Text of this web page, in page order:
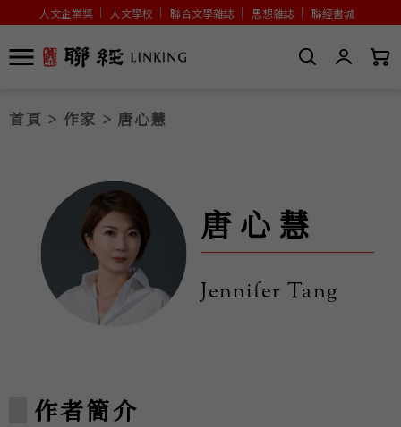
人文企業獎 人文學校 聯合文學雜誌 思想雜誌 聯經書城
首頁 > 作家 > 唐心慧
唐心慧
Jennifer Tang
作者簡介